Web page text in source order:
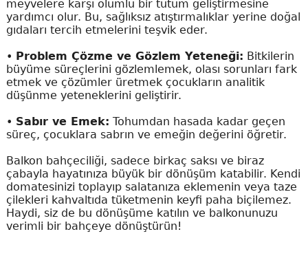
meyvelere karşı olumlu bir tutum geliştirmesine
yardımcı olur. Bu, sağlıksız atıştırmalıklar yerine doğal
gıdaları tercih etmelerini teşvik eder.
• Problem Çözme ve Gözlem Yeteneği: Bitkilerin
büyüme süreçlerini gözlemlemek, olası sorunları fark
etmek ve çözümler üretmek çocukların analitik
düşünme yeteneklerini geliştirir.
• Sabır ve Emek: Tohumdan hasada kadar geçen
süreç, çocuklara sabrın ve emeğin değerini öğretir.
Balkon bahçeciliği, sadece birkaç saksı ve biraz
çabayla hayatınıza büyük bir dönüşüm katabilir. Kendi
domatesinizi toplayıp salatanıza eklemenin veya taze
çilekleri kahvaltıda tüketmenin keyfi paha biçilemez.
Haydi, siz de bu dönüşüme katılın ve balkonunuzu
verimli bir bahçeye dönüştürün!